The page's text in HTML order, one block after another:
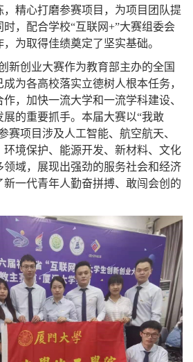
精心打磨参赛项目，为项目团队提
，配合学校“互联网+”大赛组委会
为取得佳绩奠定了坚实基础。
新创业大赛作为教育部主办的全国
为各高校落实立德树人根本任务，
，加快一流大学和一流学科建设、
的重要抓手。本届大赛以“我敢
赛项目涉及人工智能、航空航天、
环境保护、能源开发、新材料、文化
域，展现出强劲的服务社会和经济
一代青年人勤奋拼搏、敢闯会创的